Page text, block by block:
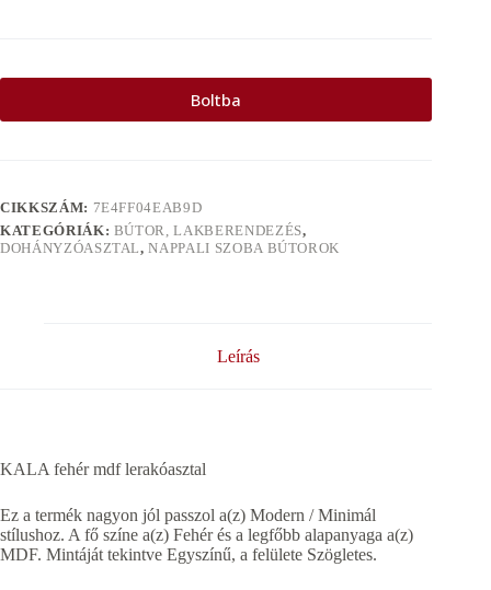
Boltba
CIKKSZÁM: 7E4FF04EAB9D
KATEGÓRIÁK: BÚTOR, LAKBERENDEZÉS,
DOHÁNYZÓASZTAL,NAPPALI SZOBA BÚTOROK
Leírás
KALA fehér mdf lerakóasztal
Ez a termék nagyon jól passzol a(z) Modern / Minimál
stílushoz. A fő színe a(z) Fehér és a legfőbb alapanyaga a(z)
MDF. Mintáját tekintve Egyszínű, a felülete Szögletes.